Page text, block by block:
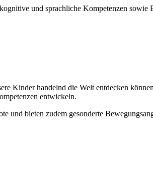
und sprachliche Kompetenzen
Kinder handelnd die Welt entdecken
entwickeln.
und bieten zudem gesonderte